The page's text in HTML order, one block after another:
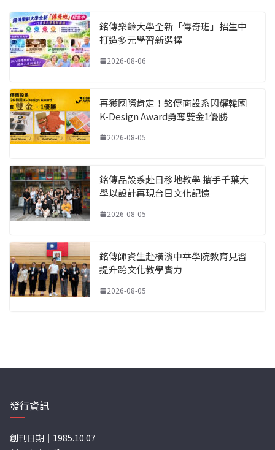
銘傳樂齡大學全新「傳奇班」招生中
打造多元學習新選擇
2026-08-06
再獲國際肯定！銘傳商設系閃耀韓國
K-Design Award勇奪雙金1優勝
2026-08-05
銘傳品設系赴日移地教學 攜手千葉大
學以設計再現台日文化記憶
2026-08-05
銘傳師資生赴橫濱中華學院教育見習
提升跨文化教學實力
2026-08-05
發行資訊
創刊日期｜1985.10.07